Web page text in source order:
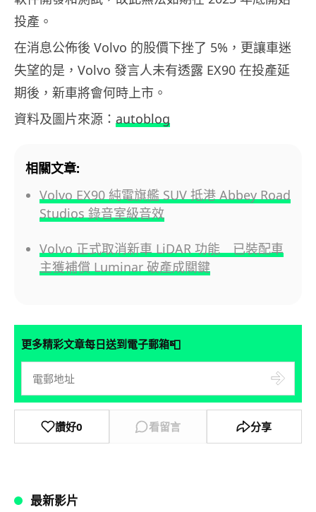
投產。
在消息公佈後 Volvo 的股價下挫了 5%，更讓車迷
失望的是，Volvo 發言人未有透露 EX90 在投產延
期後，新車將會何時上市。
資料及圖片來源： autoblog
相關文章:
Volvo EX90 純電旗艦 SUV 抵港 Abbey Road
Studios 錄音室級音效
Volvo 正式取消新車 LiDAR 功能 已裝配車
主獲補償 Luminar 破產成關鍵
更多精彩文章每日送到電子郵箱📮
讚好0 看留言 分享
最新影片